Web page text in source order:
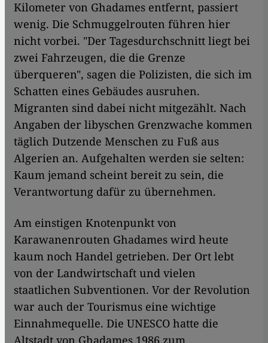
Kilometer von Ghadames entfernt, passiert
wenig. Die Schmuggelrouten führen hier
nicht vorbei. "Der Tagesdurchschnitt liegt bei
zwei Fahrzeugen, die die Grenze
überqueren", sagen die Polizisten, die sich im
Schatten eines Gebäudes ausruhen.
Migranten sind dabei nicht mitgezählt. Nach
Angaben der libyschen Grenzwache kommen
täglich Dutzende Menschen zu Fuß aus
Algerien an. Aufgehalten werden sie selten:
Kaum jemand scheint bereit zu sein, die
Verantwortung dafür zu übernehmen.
Am einstigen Knotenpunkt von
Karawanenrouten Ghadames wird heute
kaum noch Handel getrieben. Der Ort lebt
von der Landwirtschaft und vielen
staatlichen Subventionen. Vor der Revolution
war auch der Tourismus eine wichtige
Einnahmequelle. Die UNESCO hatte die
Altstadt von Ghadames 1986 zum